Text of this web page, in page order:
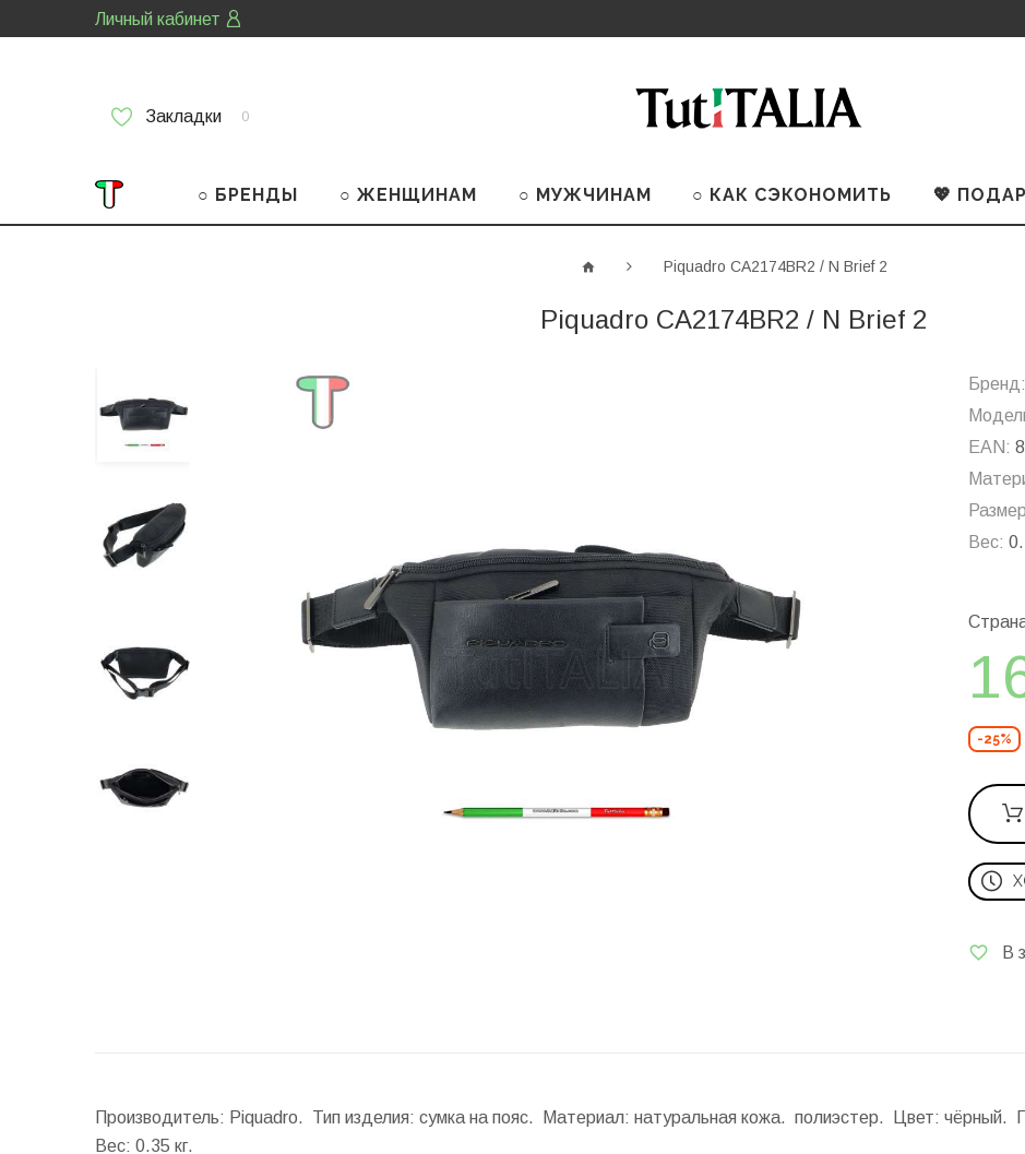
Личный кабинет
Закладки 0
○ БРЕНДЫ ○ ЖЕНЩИНАМ ○ МУЖЧИНАМ ○ КАК СЭКОНОМИТЬ 💖
Piquadro CA2174BR2 / N Brief 2
Piquadro CA2174BR2 / N Brief 2
Бренд:
EAN:
Вес:
-25%
В
Производитель: Piquadro. Тип изделия: сумка на пояс. Материал: натуральная кожа. полиэстер. Цвет: чёрный.
Вес: 0.35 кг.